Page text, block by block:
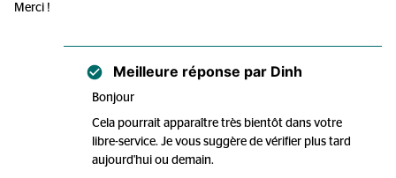
Merci !
Meilleure réponse par Dinh
Bonjour
Cela pourrait apparaître très bientôt dans votre
libre-service. Je vous suggère de vérifier plus tard
aujourd'hui ou demain.